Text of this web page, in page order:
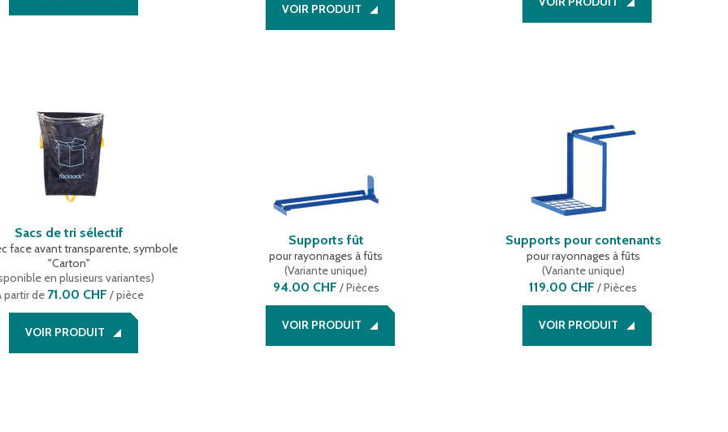
VOIR PRODUIT
Sacs de tri sélectif
face avant transparente, symbole
"Carton"
en plusieurs variantes)
partir de 71.00 CHF / pièce
VOIR PRODUIT
Supports fût
pour rayonnages à fûts
(Variante unique)
94.00 CHF /Pièces
VOIR PRODUIT
Supports pour contenants
pour rayonnages à fûts
(Variante unique)
119.00 CHF /Pièces
VOIR PRODUIT